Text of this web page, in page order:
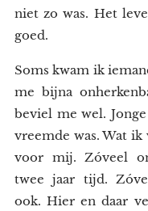
niet zo was. Het
goed.
Soms kwam ik
me bijna
beviel me wel.
vreemde was. Wat
voor mij. Zóveel
twee jaar tijd.
ook. Hier en daar